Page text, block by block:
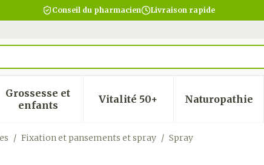
Conseil du pharmacien Livraison rapide
catégorie Beauté, soins et hygiène
menu pour la catégorie Régime,
Grossesse et
enfantsAfficher le sous-menu pour la catégorie
Vitalité 50+Afficher le sous-menu
Naturopathie
Afficher
/ Fixation et pansements et spray / Spray